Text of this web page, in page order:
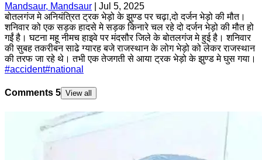
Mandsaur, Mandsaur
Jul 5, 2025
बोतलगंज मे अनियंत्रित ट्रक भेड़ो के झुण्ड पर चढ़ा,दो दर्जन भेड़ो की मौत।
शनिवार को एक सड़क हादसे मे सड़क किनारे चल रहे दो दर्जन भेड़ो की मौत हो
गईं है। घटना महू नीमच हाइवे पर मंदसौर जिले के बोतलगंज मे हुई है। शनिवार
की सुबह तकरीबन साढे ग्यारह बजे राजस्थान के लोग भेड़ो को लेकर राजस्थान
की तरफ जा रहे थे। तभी एक तेजगती से आया ट्रक भेड़ो के झुण्ड मे घुस गया।
#accident#national
Comments 5 View all